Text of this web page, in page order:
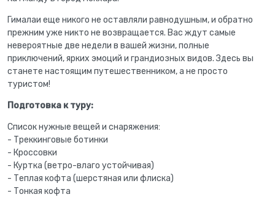
Гималаи еще никого не оставляли равнодушным, и обратно
прежним уже никто не возвращается. Вас ждут самые
невероятные две недели в вашей жизни, полные
приключений, ярких эмоций и грандиозных видов. Здесь вы
станете настоящим путешественником, а не просто
туристом!
Подготовка к туру:
Список нужные вещей и снаряжения:
- Треккинговые ботинки
- Кроссовки
- Куртка (ветро-влаго устойчивая)
- Теплая кофта (шерстяная или флиска)
- Тонкая кофта